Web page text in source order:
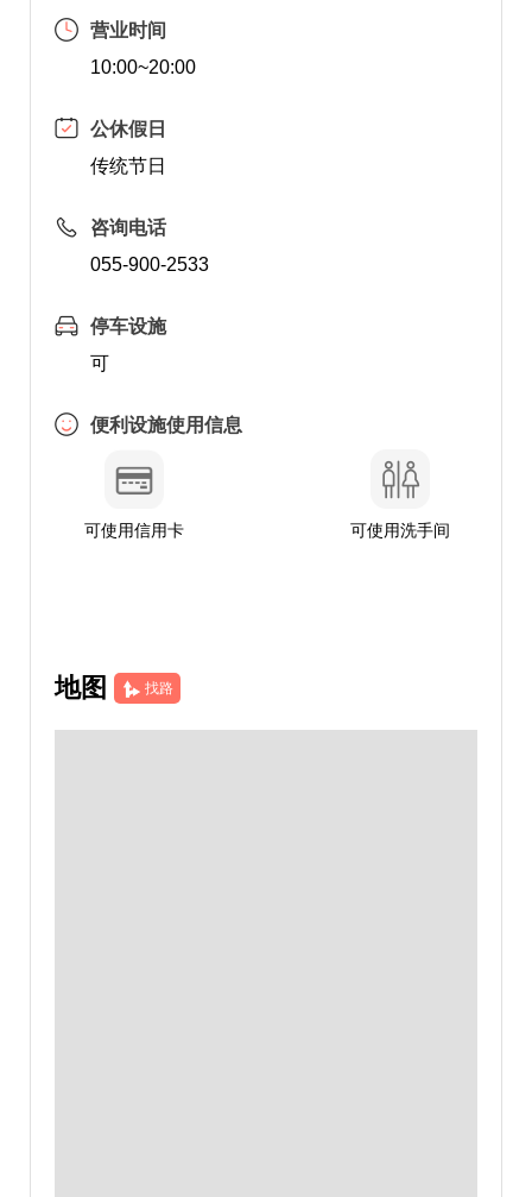
营业时间
10:00~20:00
公休假日
传统节日
咨询电话
055-900-2533
停车设施
可
便利设施使用信息
可使用信用卡 可使用洗手间
地图 找路